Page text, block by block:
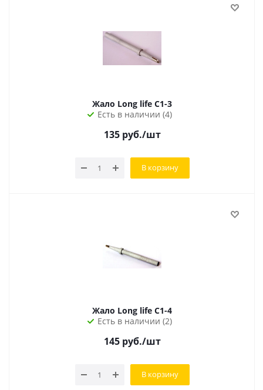
Жало Long life C1-3
Есть в наличии (4)
135руб./шт
В корзину
Жало Long life C1-4
Есть в наличии (2)
145руб./шт
В корзину